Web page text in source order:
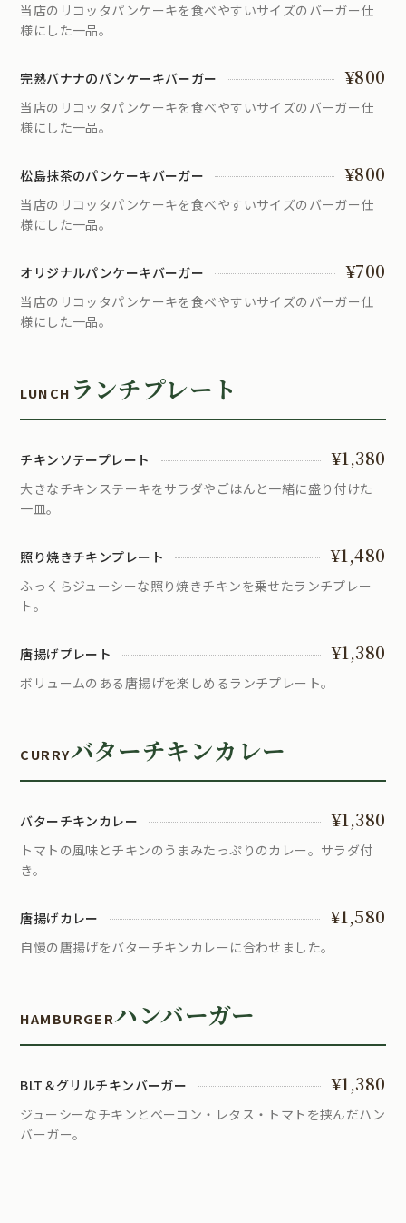
当店のリコッタパンケーキを食べやすいサイズのバーガー仕
様にした一品。
完熟バナナのパンケーキバーガー ¥800
当店のリコッタパンケーキを食べやすいサイズのバーガー仕
様にした一品。
松島抹茶のパンケーキバーガー ¥800
当店のリコッタパンケーキを食べやすいサイズのバーガー仕
様にした一品。
オリジナルパンケーキバーガー ¥700
当店のリコッタパンケーキを食べやすいサイズのバーガー仕
様にした一品。
LUNCH ランチプレート
チキンソテープレート ¥1,380
大きなチキンステーキをサラダやごはんと一緒に盛り付けた
一皿。
照り焼きチキンプレート ¥1,480
ふっくらジューシーな照り焼きチキンを乗せたランチプレー
ト。
唐揚げプレート ¥1,380
ボリュームのある唐揚げを楽しめるランチプレート。
CURRYバターチキンカレー
バターチキンカレー ¥1,380
トマトの風味とチキンのうまみたっぷりのカレー。サラダ付
き。
唐揚げカレー ¥1,580
自慢の唐揚げをバターチキンカレーに合わせました。
HAMBURGERハンバーガー
BLT＆グリルチキンバーガー ¥1,380
ジューシーなチキンとベーコン・レタス・トマトを挟んだハン
バーガー。